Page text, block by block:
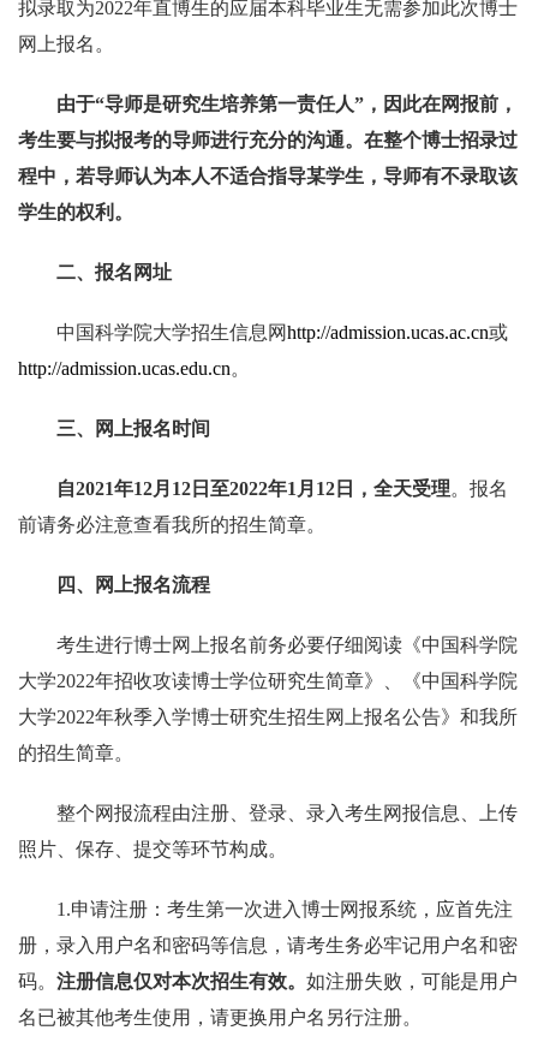
拟录取为2022年直博生的应届本科毕业生无需参加此次博士
网上报名。
由于“导师是研究生培养第一责任人”，因此在网报前，
考生要与拟报考的导师进行充分的沟通。在整个博士招录过
程中，若导师认为本人不适合指导某学生，导师有不录取该
学生的权利。
二、报名网址
中国科学院大学招生信息网http://admission.ucas.ac.cn或
http://admission.ucas.edu.cn。
三、网上报名时间
自2021年12月 12 日至2022年1 月 12 日，全天受理。报名
前请务必注意查看我所的招生简章。
四、网上报名流程
考生进行博士网上报名前务必要仔细阅读《中国科学院
大学2022年招收攻读博士学位研究生简章》、《中国科学院
大学2022年秋季入学博士研究生招生网上报名公告》和我所
的招生简章。
整个网报流程由注册、登录、录入考生网报信息、上传
照片、保存、提交等环节构成。
1.申请注册：考生第一次进入博士网报系统，应首先注
册，录入用户名和密码等信息，请考生务必牢记用户名和密
码。 注册信息仅对本次招生有效。 如注册失败，可能是用户
名已被其他考生使用，请更换用户名另行注册。